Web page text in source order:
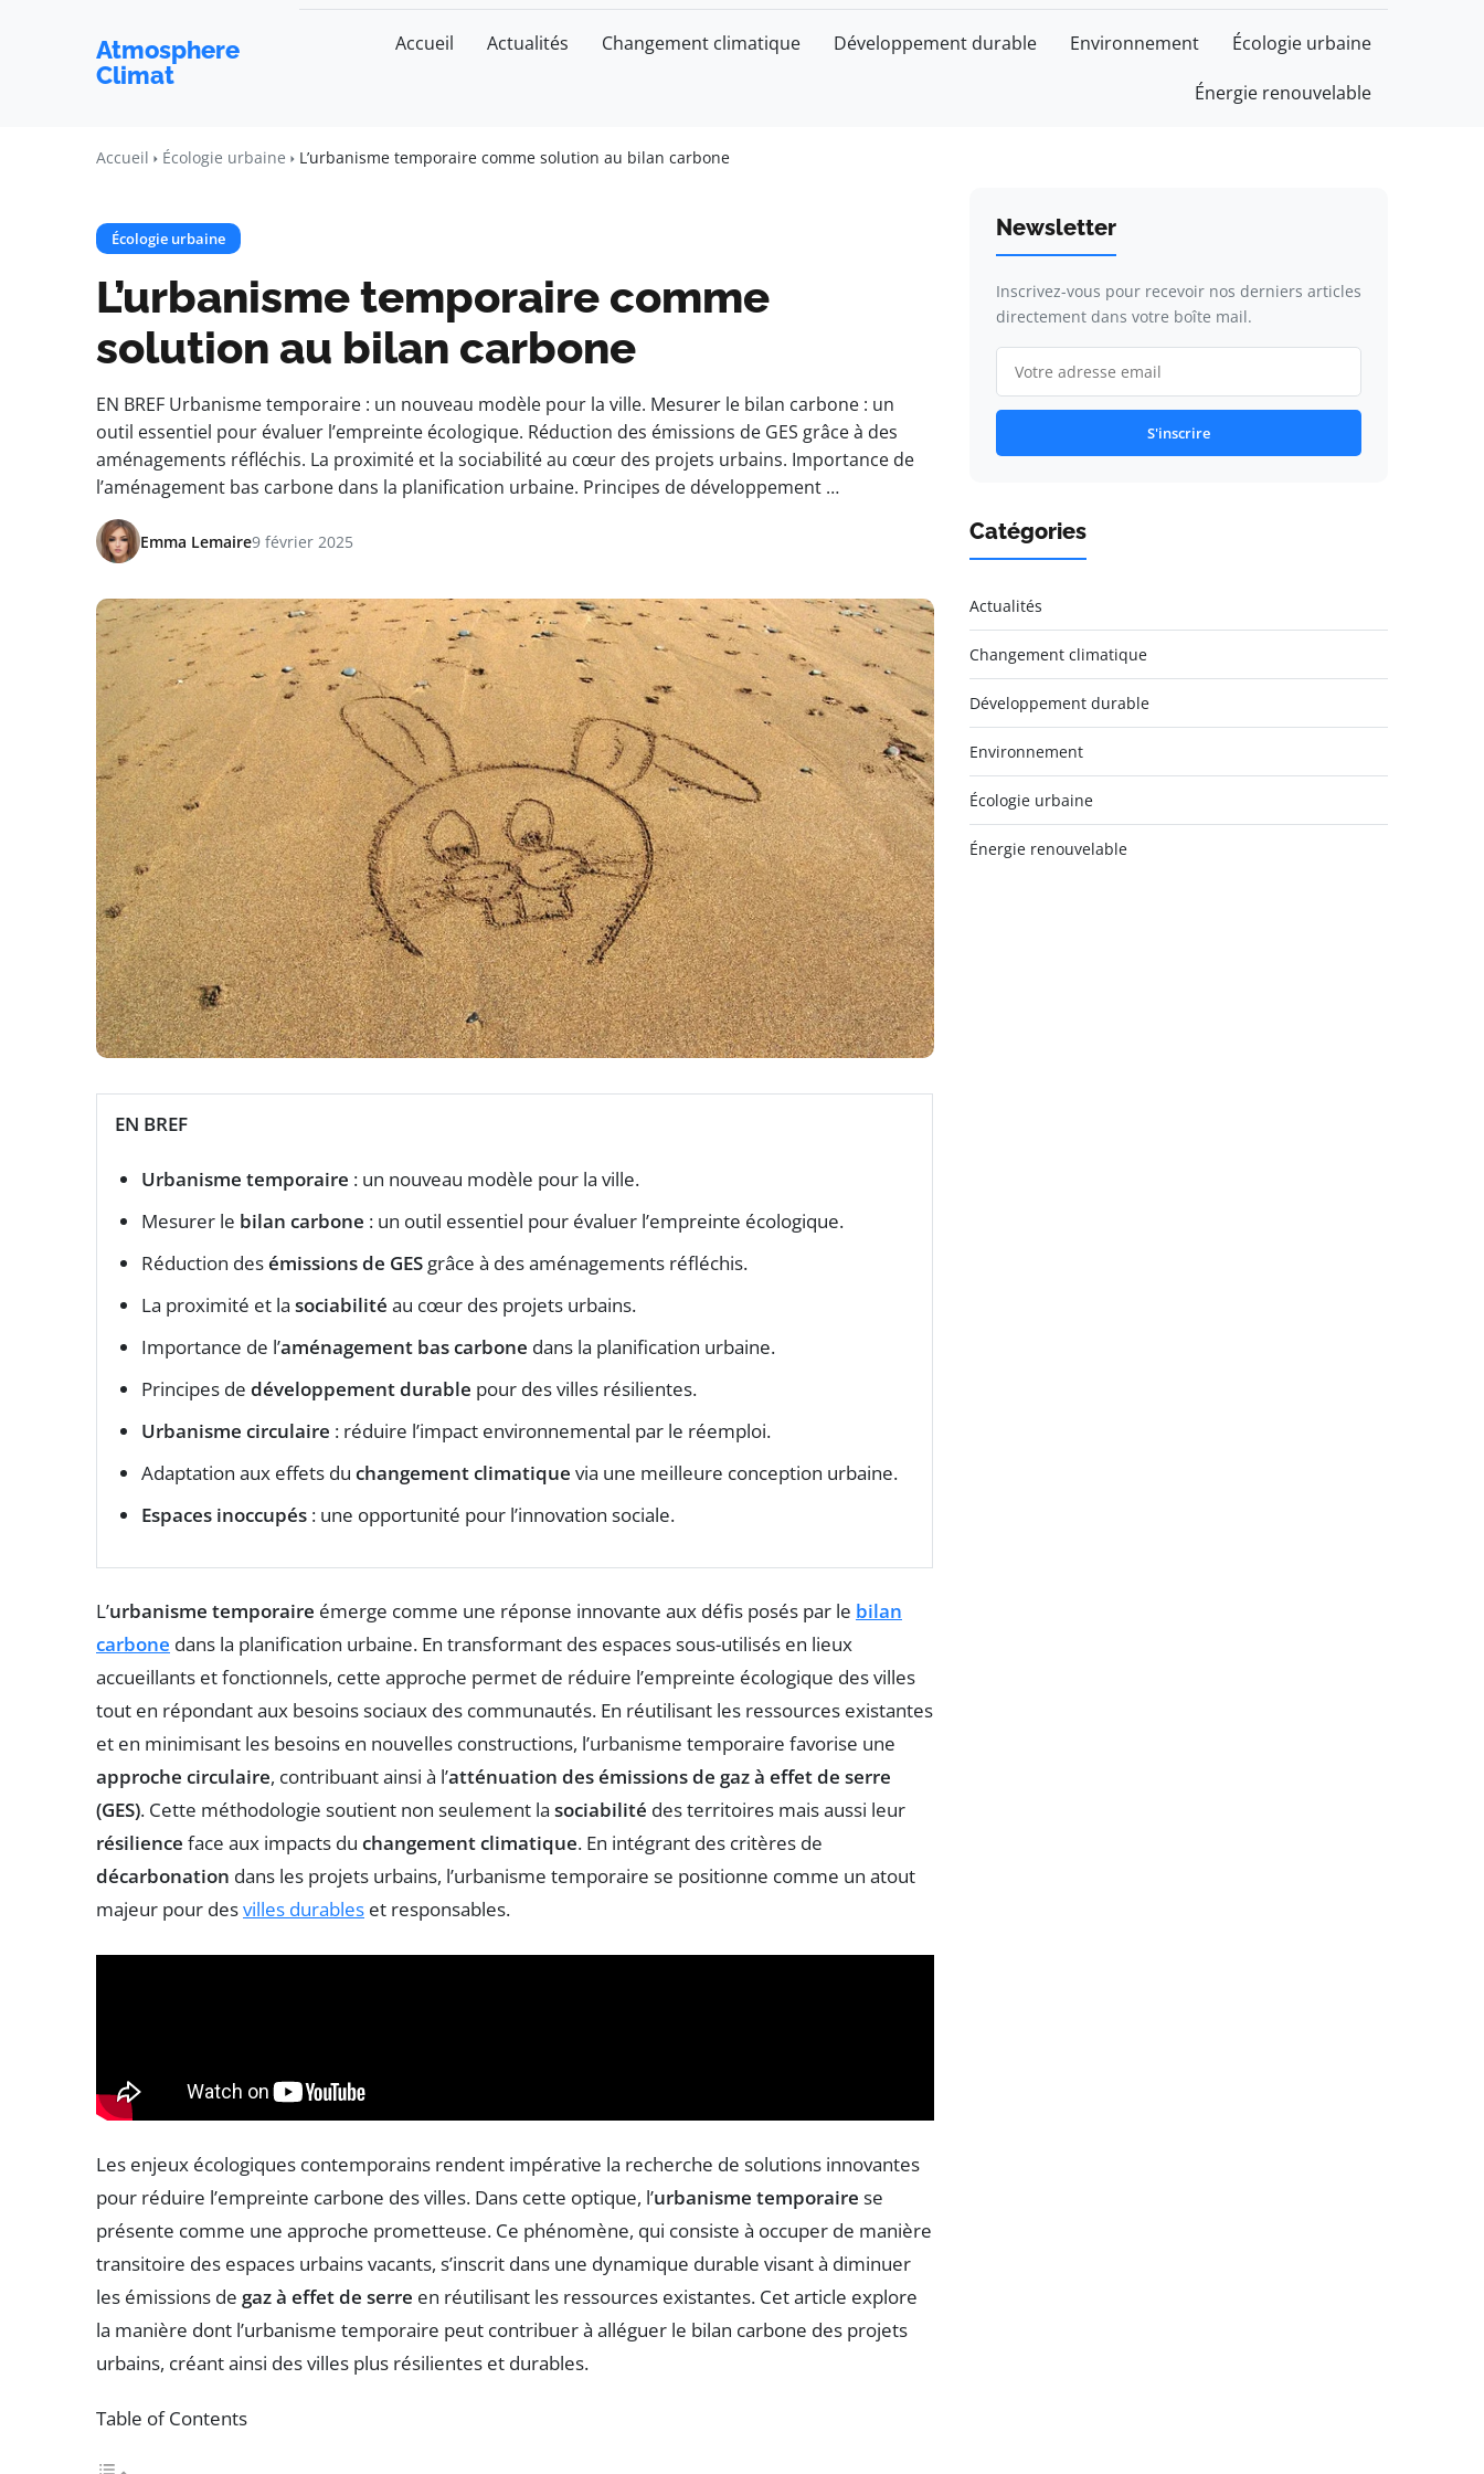
Atmosphere
Climat
Accueil Actualités Changement climatique Développement durable Environnement Écologie urbaine
Énergie renouvelable
Accueil Écologie urbaine L’urbanisme temporaire comme solution au bilan carbone
Écologie urbaine
L’urbanisme temporaire comme
solution au bilan carbone
EN BREF Urbanisme temporaire : un nouveau modèle pour la ville. Mesurer le bilan carbone : un
outil essentiel pour évaluer l’empreinte écologique. Réduction des émissions de GES grâce à des
aménagements réfléchis. La proximité et la sociabilité au cœur des projets urbains. Importance de
l’aménagement bas carbone dans la planification urbaine. Principes de développement …
Emma Lemaire9 février 2025
EN BREF
Urbanisme temporaire : un nouveau modèle pour la ville.
Mesurer le bilan carbone : un outil essentiel pour évaluer l’empreinte écologique.
Réduction desémissions de GES grâce à des aménagements réfléchis.
La proximité et la sociabilité au cœur des projets urbains.
Importance de l’aménagement bas carbone dans la planification urbaine.
Principes de développement durable pour des villes résilientes.
Urbanisme circulaire : réduire l’impact environnemental par le réemploi.
Adaptation aux effets du changement climatique via une meilleure conception urbaine.
Espaces inoccupés : une opportunité pour l’innovation sociale.
L’urbanisme temporaire émerge comme une réponse innovante aux défis posés par le bilan
carbone dans la planification urbaine. En transformant des espaces sous-utilisés en lieux
accueillants et fonctionnels, cette approche permet de réduire l’empreinte écologique des villes
tout en répondant aux besoins sociaux des communautés. En réutilisant les ressources existantes
et en minimisant les besoins en nouvelles constructions, l’urbanisme temporaire favorise une
approche circulaire, contribuant ainsi à l’atténuation des émissions de gaz à effet de serre
(GES). Cette méthodologie soutient non seulement la sociabilité des territoires mais aussi leur
résilience face aux impacts du changement climatique. En intégrant des critères de
décarbonation dans les projets urbains, l’urbanisme temporaire se positionne comme un atout
majeur pour desvilles durables et responsables.
Les enjeux écologiques contemporains rendent impérative la recherche de solutions innovantes
pour réduire l’empreinte carbone des villes. Dans cette optique, l’urbanisme temporaire se
présente comme une approche prometteuse. Ce phénomène, qui consiste à occuper de manière
transitoire des espaces urbains vacants, s’inscrit dans une dynamique durable visant à diminuer
les émissions de gaz à effet de serre en réutilisant les ressources existantes. Cet article explore
la manière dont l’urbanisme temporaire peut contribuer à alléguer le bilan carbone des projets
urbains, créant ainsi des villes plus résilientes et durables.
Table of Contents
Newsletter
Inscrivez-vous pour recevoir nos derniers articles
directement dans votre boîte mail.
S'inscrire
Catégories
Actualités
Changement climatique
Développement durable
Environnement
Écologie urbaine
Énergie renouvelable